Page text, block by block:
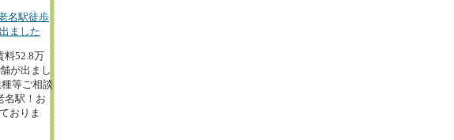
名駅徒歩
ました
料52.8万
が出まし
等ご相談
名駅！お
おりま